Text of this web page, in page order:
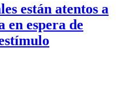
están atentos a
espera de